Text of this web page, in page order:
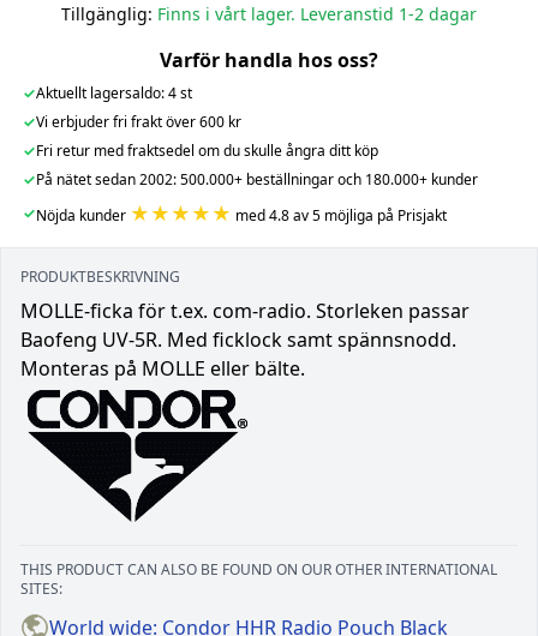
Tillgänglig: Finns i vårt lager. Leveranstid 1-2 dagar
Varför handla hos oss?
✓Aktuellt lagersaldo: 4 st
✓Vi erbjuder fri frakt över 600 kr
✓Fri retur med fraktsedel om du skulle ångra ditt köp
✓På nätet sedan 2002: 500.000+ beställningar och 180.000+ kunder
✓Nöjda kunder ★★★★★ med 4.8 av 5 möjliga på Prisjakt
PRODUKTBESKRIVNING
MOLLE-ficka för t.ex. com-radio. Storleken passar
Baofeng UV-5R. Med ficklock samt spännsnodd.
Monteras på MOLLE eller bälte.
THIS PRODUCT CAN ALSO BE FOUND ON OUR OTHER INTERNATIONAL
SITES:
World wide: Condor HHR Radio Pouch Black